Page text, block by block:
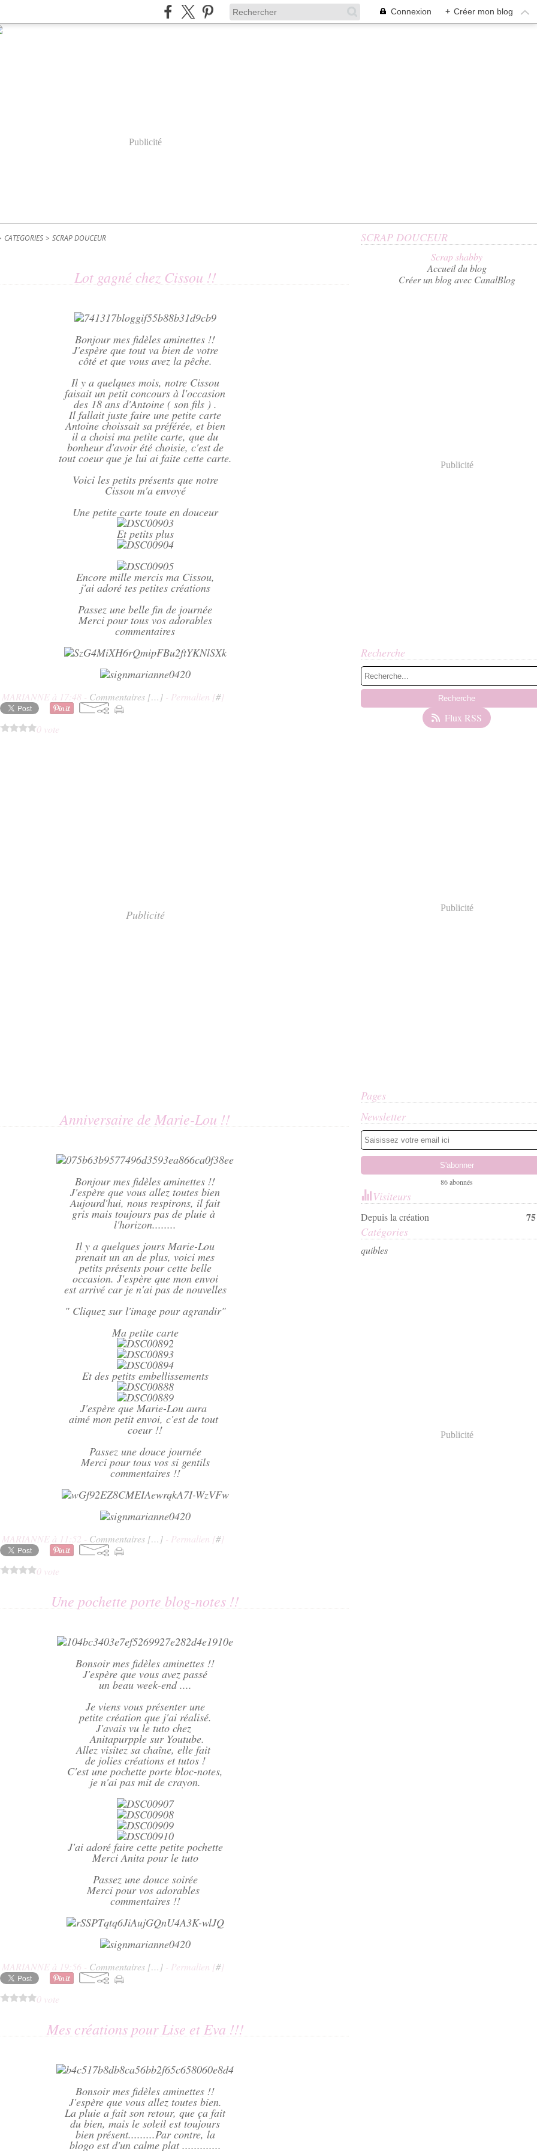
Connexion + Créer mon blog
Publicité
CATEGORIES > SCRAP DOUCEUR
Lot gagné chez Cissou !!
Bonjour mes fidèles aminettes !!
J'espère que tout va bien de votre
côté et que vous avez la pêche.
Il y a quelques mois, notre Cissou
faisait un petit concours à l'occasion
des 18 ans d'Antoine ( son fils ) .
Il fallait juste faire une petite carte
Antoine choissait sa préférée, et bien
il a choisi ma petite carte, que du
bonheur d'avoir été choisie, c'est de
tout coeur que je lui ai faite cette carte.
Voici les petits présents que notre
Cissou m'a envoyé
Une petite carte toute en douceur
Et petits plus
Encore mille mercis ma Cissou,
j'ai adoré tes petites créations
Passez une belle fin de journée
Merci pour tous vos adorables
commentaires
MARIANNE à 17:48 - Commentaires [… ] - Permalien [#]
0 vote
Publicité
Anniversaire de Marie-Lou !!
Bonjour mes fidèles aminettes !!
J'espère que vous allez toutes bien
Aujourd'hui, nous respirons, il fait
gris mais toujours pas de pluie à
l'horizon........
Il y a quelques jours Marie-Lou
prenait un an de plus, voici mes
petits présents pour cette belle
occasion. J'espère que mon envoi
est arrivé car je n'ai pas de nouvelles
" Cliquez sur l'image pour agrandir"
Ma petite carte
Et des petits embellissements
J'espère que Marie-Lou aura
aimé mon petit envoi, c'est de tout
coeur !!
Passez une douce journée
Merci pour tous vos si gentils
commentaires !!
MARIANNE à 11:52 - Commentaires [… ] - Permalien [#]
0 vote
Une pochette porte blog-notes !!
Bonsoir mes fidèles aminettes !!
J'espère que vous avez passé
un beau week-end ....
Je viens vous présenter une
petite création que j'ai réalisé.
J'avais vu le tuto chez
Anitapurpple sur Youtube.
Allez visitez sa chaîne, elle fait
de jolies créations et tutos !
C'est une pochette porte bloc-notes,
je n'ai pas mit de crayon.
J'ai adoré faire cette petite pochette
Merci Anita pour le tuto
Passez une douce soirée
Merci pour vos adorables
commentaires !!
MARIANNE à 19:56 - Commentaires [… ] - Permalien [#]
0 vote
Mes créations pour Lise et Eva !!!
Bonsoir mes fidèles aminettes !!
J'espère que vous allez toutes bien.
La pluie a fait son retour, que ça fait
du bien, mais le soleil est toujours
bien présent.........Par contre, la
blogo est d'un calme plat .............
SCRAP DOUCEUR
Scrap shabby
Accueil du blog
Créer un blog avec CanalBlog
Publicité
Recherche
Flux RSS
Publicité
Pages
Newsletter
86 abonnés
Visiteurs
Depuis la création
Catégories
quibles
Publicité